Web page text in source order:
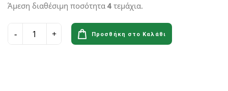
Άμεση διαθέσιμη ποσότητα 4 τεμάχια.
Προσθήκη στο Καλάθι